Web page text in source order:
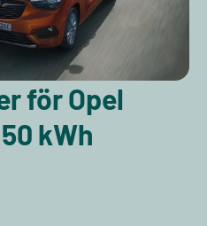
för Opel
kWh